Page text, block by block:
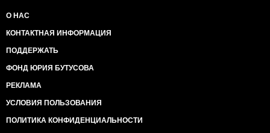
О НАС
КОНТАКТНАЯ ИНФОРМАЦИЯ
ПОДДЕРЖАТЬ
ФОНД ЮРИЯ БУТУСОВА
РЕКЛАМА
УСЛОВИЯ ПОЛЬЗОВАНИЯ
ПОЛИТИКА КОНФИДЕНЦИАЛЬНОСТИ